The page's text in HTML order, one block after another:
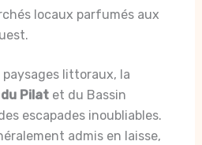
locaux parfumés aux
paysages littoraux, la
du Pilatet du Bassin
escapades inoubliables.
admis en laisse,